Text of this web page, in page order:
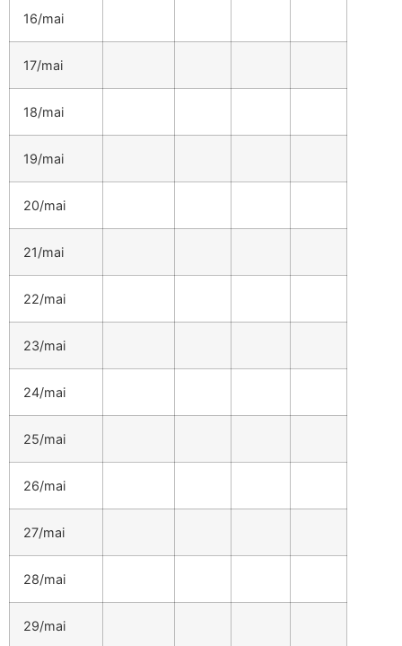
16/mai
17/mai
18/mai
19/mai
20/mai
21/mai
22/mai
23/mai
24/mai
25/mai
26/mai
27/mai
28/mai
29/mai